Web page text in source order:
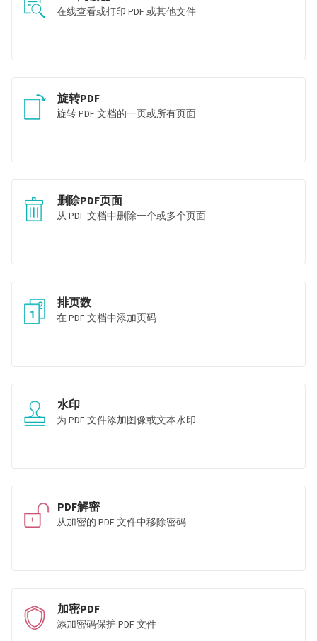
在线查看或打印 PDF 或其他文件
旋转PDF
旋转 PDF 文档的一页或所有页面
删除PDF页面
从 PDF 文档中删除一个或多个页面
排页数
在 PDF 文档中添加页码
水印
为 PDF 文件添加图像或文本水印
PDF解密
从加密的 PDF 文件中移除密码
加密PDF
添加密码保护 PDF 文件